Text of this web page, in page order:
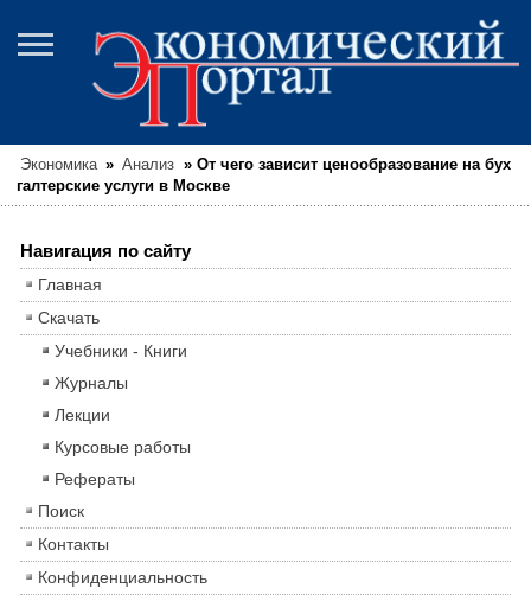
Экономика » Анализ » От чего зависит ценообразование на бух
галтерские услуги в Москве
Навигация по сайту
Главная
Скачать
Учебники - Книги
Журналы
Лекции
Курсовые работы
Рефераты
Поиск
Контакты
Конфиденциальность